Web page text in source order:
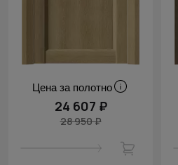
Цена за полотно
24 607 ₽
28 950 ₽